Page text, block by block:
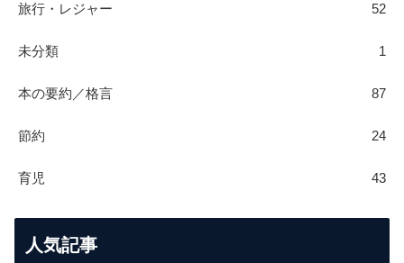
旅行・レジャー 52
未分類 1
本の要約／格言 87
節約 24
育児 43
人気記事